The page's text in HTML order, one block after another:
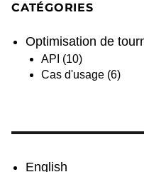
CATÉGORIES
Optimisation de
API (10)
Cas d'usage (6)
English